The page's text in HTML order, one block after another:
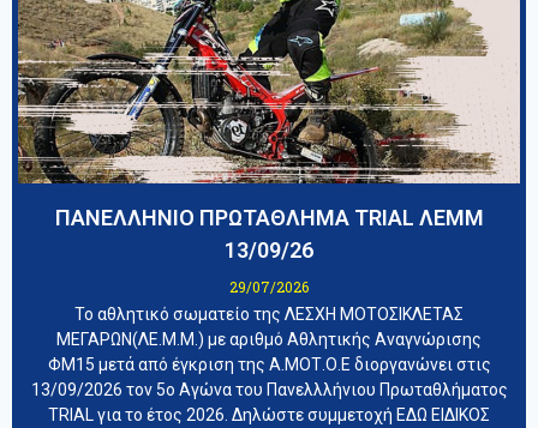
ΠΑΝΕΛΛΗΝΙΟ ΠΡΩΤΑΘΛΗΜΑ TRIAL ΛΕΜΜ
13/09/26
29/07/2026
Το αθλητικό σωματείο της ΛΕΣΧΗ ΜΟΤΟΣΙΚΛΕΤΑΣ
ΜΕΓΑΡΩΝ(ΛΕ.Μ.Μ.) με αριθμό Αθλητικής Αναγνώρισης
ΦΜ15 μετά από έγκριση της Α.ΜΟΤ.Ο.Ε διοργανώνει στις
13/09/2026 τον 5ο Αγώνα του Πανελλλήνιου Πρωταθλήματος
TRIAL για το έτος 2026. Δηλώστε συμμετοχή ΕΔΩ ΕΙΔΙΚΟΣ